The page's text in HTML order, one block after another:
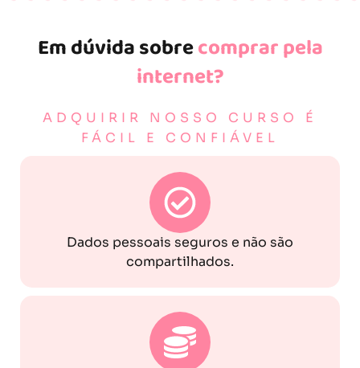
Em dúvida sobrecomprar pela
internet?
ADQUIRIR NOSSO CURSO É
FÁCIL E CONFIÁVEL
Dados pessoais seguros e não são
compartilhados.